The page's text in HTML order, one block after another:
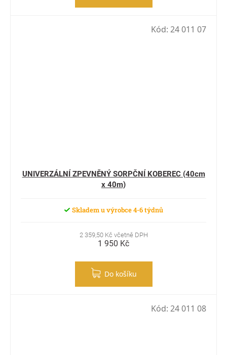
UNIVERZÁLNÍ ZPEVNĚNÝ SORPČNÍ KOBEREC (40cm
x 40m)
Skladem u výrobce 4-6 týdnů
2 359,50 Kč včetně DPH
1 950 Kč
Do košíku
Kód: 24 011 07
Kód: 24 011 08